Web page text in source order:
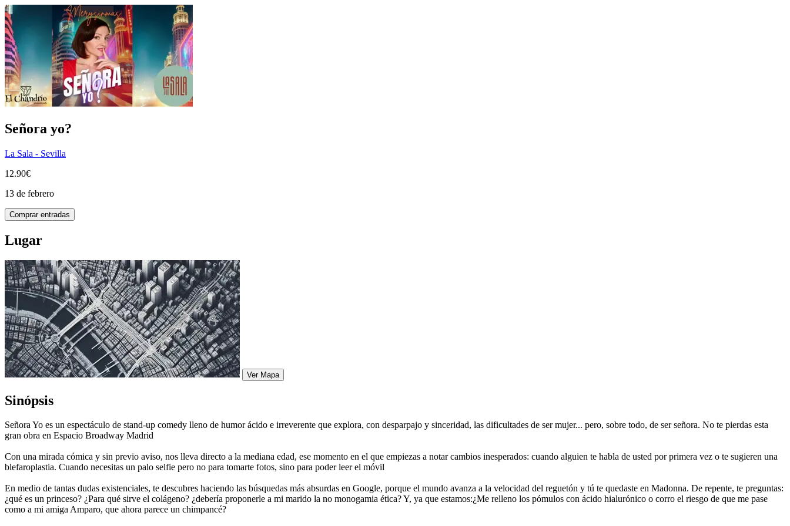
Señora yo?
La Sala - Sevilla
12.90€
13 de febrero
Comprar entradas
Lugar
Ver Mapa
Sinópsis
Señora Yo es un espectáculo de stand-up comedy lleno de humor ácido e irreverente que explora, con desparpajo y sinceridad, las dificultades de ser mujer... pero, sobre todo, de ser señora. No te pierdas esta
gran obra en Espacio Broadway Madrid
Con una mirada cómica y sin previo aviso, nos lleva directo a la mediana edad, ese momento en el que empiezas a notar cambios inesperados: cuando alguien te habla de usted por primera vez o te sugieren una
blefaroplastia. Cuando necesitas un palo selfie pero no para tomarte fotos, sino para poder leer el móvil
En medio de tantas dudas existenciales, te descubres haciendo las búsquedas más absurdas en Google, porque el mundo avanza a la velocidad del reguetón y tú te quedaste en Madonna. De repente, te preguntas:
¿qué es un princeso? ¿Para qué sirve el colágeno? ¿debería proponerle a mi marido la no monogamia ética? Y, ya que estamos:¿Me relleno los pómulos con ácido hialurónico o corro el riesgo de que me pase
como a mi amiga Amparo, que ahora parece un chimpancé?